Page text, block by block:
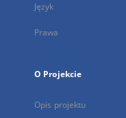
Język
Prawa
O Projekcie
Opis projektu